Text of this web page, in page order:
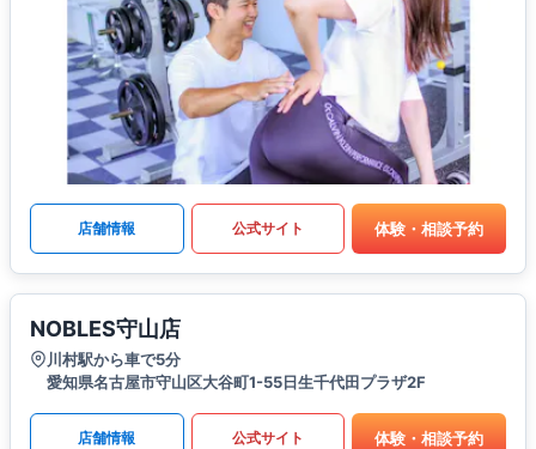
店舗情報 公式サイト 体験・相談予約
NOBLES守山店
川村駅から車で5分
愛知県名古屋市守山区大谷町1-55日生千代田プラザ2F
店舗情報 公式サイト 体験・相談予約